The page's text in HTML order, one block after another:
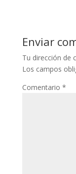
Enviar
Tu dirección de
Los campos
Comentario *